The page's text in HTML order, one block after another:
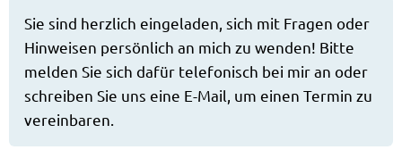
Sie sind herzlich eingeladen, sich mit Fragen oder
Hinweisen persönlich an mich zu wenden! Bitte
melden Sie sich dafür telefonisch bei mir an oder
schreiben Sie uns eine E-Mail, um einen Termin zu
vereinbaren.